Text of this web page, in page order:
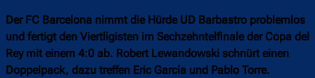
Der FC Barcelona nimmt die Hürde UD Barbastro problemlos
und fertigt den Viertligisten im Sechzehntelfinale der Copa del
Rey mit einem 4:0 ab. Robert Lewandowski schnürt einen
Doppelpack, dazu treffen Eric García und Pablo Torre.